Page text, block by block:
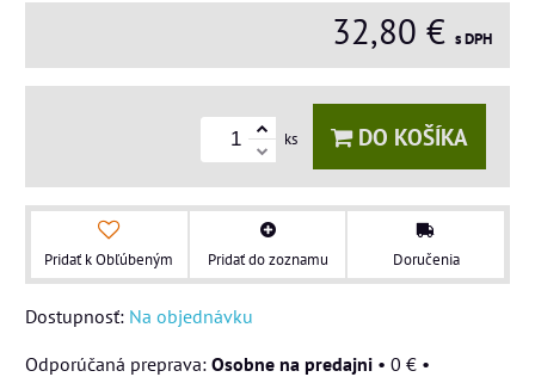
32,80 € s DPH
ks DO KOŠÍKA
Pridať k Obľúbeným Pridať do zoznamu Doručenia
Dostupnosť: Na objednávku
Osobne na predajni • 0 € •